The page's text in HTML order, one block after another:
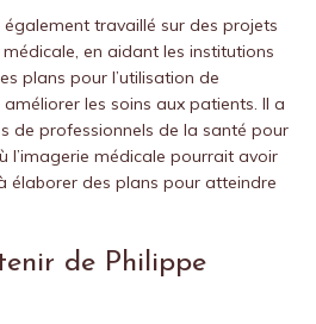
également travaillé sur des projets
en aidant les institutions
plans pour l’utilisation de
les soins aux patients. Il a
de professionnels de la santé pour
l’imagerie médicale pourrait avoir
élaborer des plans pour atteindre
de Philippe